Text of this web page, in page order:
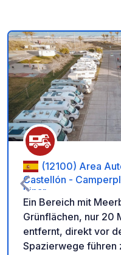
(12100) Area
Castellón -
Pinar
Ein Bereich mit
Grünflächen, nur 20
entfernt, direkt vor
Spazierwege führen